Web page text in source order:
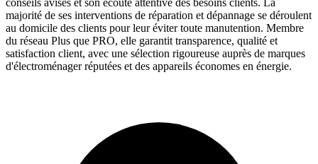
majorité de ses interventions de réparation et dépannage se déroulent
au domicile des clients pour leur éviter toute manutention. Membre
du réseau Plus que PRO, elle garantit transparence, qualité et
satisfaction client, avec une sélection rigoureuse auprès de marques
d'électroménager réputées et des appareils économes en énergie.